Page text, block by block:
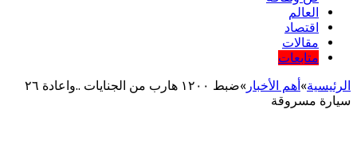
العالم
اقتصاد
مقالات
متابعات
الرئيسية»أهم اﻷخبار »
ضبط ١٢٠٠ هارب من الجنايات ..واعادة ٢٦
سيارة مسروقة